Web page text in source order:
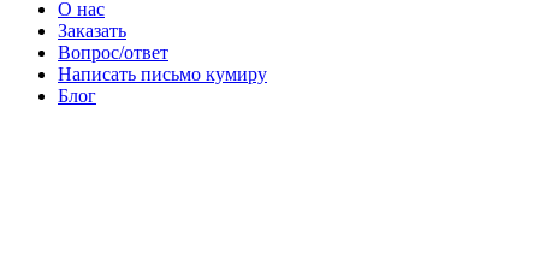
О нас
Заказать
Вопрос/ответ
Написать письмо кумиру
Блог